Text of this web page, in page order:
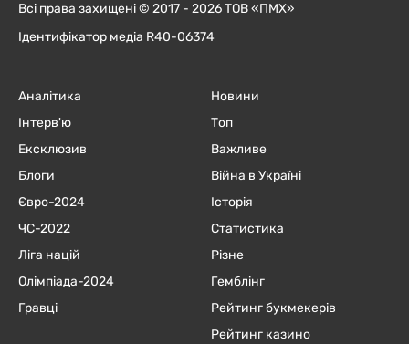
Всі права захищені © 2017 - 2026 ТОВ «ПМХ»
Ідентифікатор медіа R40-06374
Аналітика
Інтерв'ю
Ексклюзив
Блоги
Євро-2024
ЧC-2022
Ліга націй
Олімпіада-2024
Гравці
Новини
Топ
Важливе
Війна в Україні
Історія
Статистика
Різне
Гемблінг
Рейтинг букмекерів
Рейтинг казино